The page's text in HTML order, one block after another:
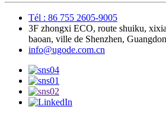
Tél : 86 755 2605-9005
3F zhongxi ECO, route shuiku,
baoan, ville de Shenzhen,
info@ugode.com.cn